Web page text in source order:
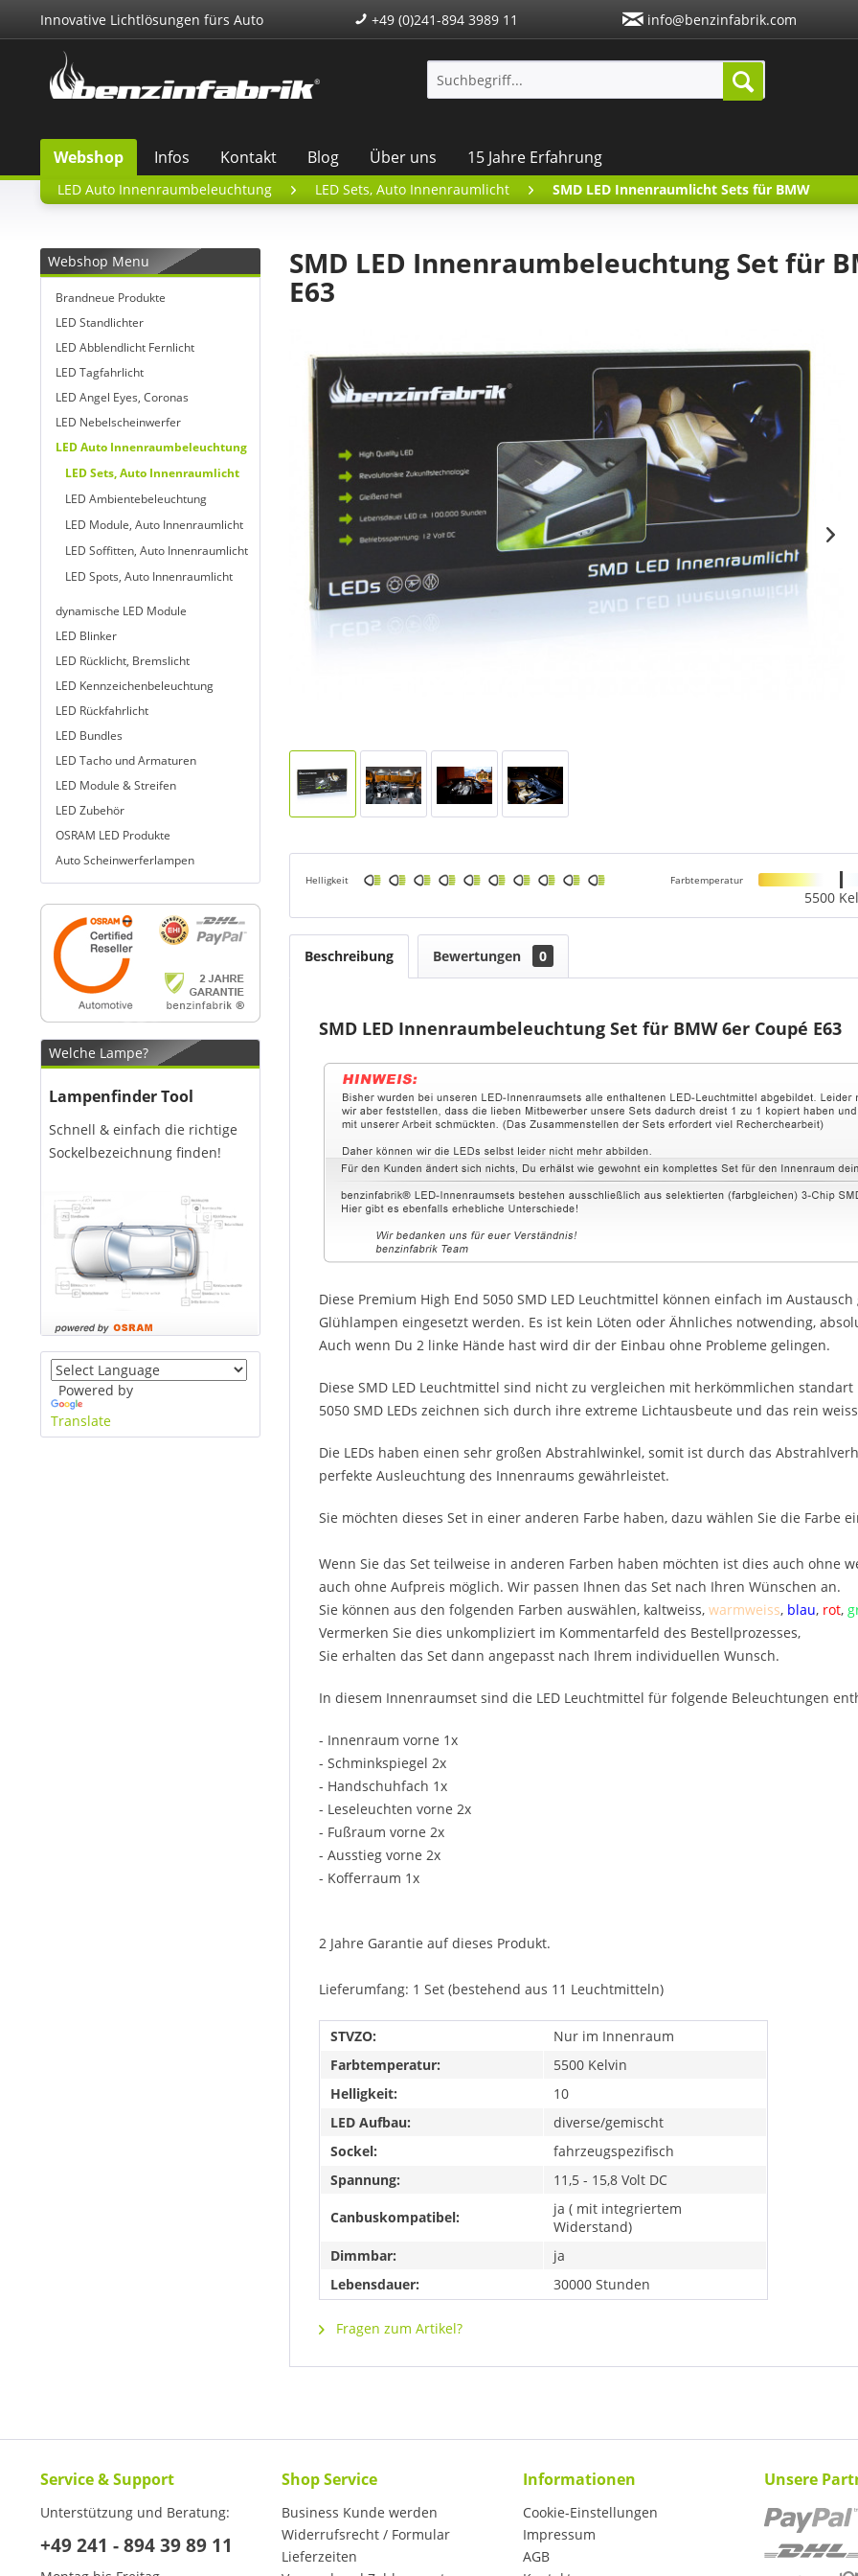
Innovative Lichtlösungen fürs Auto +49 (0)241-894 3989 11 info@benzinfabrik.com
Webshop Infos Kontakt Blog Über uns 15 Jahre Erfahrung
LED Auto Innenraumbeleuchtung LED Sets, Auto Innenraumlicht SMD LED Innenraumlicht Sets für BMW
Webshop Menu
Brandneue Produkte
LED Standlichter
LED Abblendlicht Fernlicht
LED Tagfahrlicht
LED Angel Eyes, Coronas
LED Nebelscheinwerfer
LED Auto Innenraumbeleuchtung
LED Sets, Auto Innenraumlicht
LED Ambientebeleuchtung
LED Module, Auto Innenraumlicht
LED Soffitten, Auto Innenraumlicht
LED Spots, Auto Innenraumlicht
dynamische LED Module
LED Blinker
LED Rücklicht, Bremslicht
LED Kennzeichenbeleuchtung
LED Rückfahrlicht
LED Bundles
LED Tacho und Armaturen
LED Module & Streifen
LED Zubehör
OSRAM LED Produkte
Auto Scheinwerferlampen
Welche Lampe?
Lampenfinder Tool
Schnell & einfach die richtige
Sockelbezeichnung finden!
Powered by
Translate
SMD LED Innenraumbeleuchtung Set für
E63
Helligkeit Farbtemperatur
5500
Beschreibung Bewertungen 0
SMD LED Innenraumbeleuchtung Set für BMW 6er Coupé E63
Diese Premium High End 5050 SMD LED Leuchtmittel können einfach im
Glühlampen eingesetzt werden. Es ist kein Löten oder Ähnliches notwending,
Auch wenn Du 2 linke Hände hast wird dir der Einbau ohne Probleme gelingen.
Diese SMD LED Leuchtmittel sind nicht zu vergleichen mit herkömmlichen standart
5050 SMD LEDs zeichnen sich durch ihre extreme Lichtausbeute und das rein
Die LEDs haben einen sehr großen Abstrahlwinkel, somit ist durch das
perfekte Ausleuchtung des Innenraums gewährleistet.
Sie möchten dieses Set in einer anderen Farbe haben, dazu wählen Sie die Farbe
Wenn Sie das Set teilweise in anderen Farben haben möchten ist dies auch ohne
auch ohne Aufpreis möglich. Wir passen Ihnen das Set nach Ihren Wünschen an.
Sie können aus den folgenden Farben auswählen, kaltweiss, warmweiss, blau, rot,
Vermerken Sie dies unkompliziert im Kommentarfeld des Bestellprozesses,
Sie erhalten das Set dann angepasst nach Ihrem individuellen Wunsch.
In diesem Innenraumset sind die LED Leuchtmittel für folgende Beleuchtungen
- Innenraum vorne 1x
- Schminkspiegel 2x
- Handschuhfach 1x
- Leseleuchten vorne 2x
- Fußraum vorne 2x
- Ausstieg vorne 2x
- Kofferraum 1x
2 Jahre Garantie auf dieses Produkt.
Lieferumfang: 1 Set (bestehend aus 11 Leuchtmitteln)
STVZO:
Nur im Innenraum
Farbtemperatur:
5500 Kelvin
Helligkeit:
10
LED Aufbau:
diverse/gemischt
Sockel:
fahrzeugspezifisch
Spannung:
11,5 - 15,8 Volt DC
Canbuskompatibel:
ja ( mit integriertem
Widerstand)
Dimmbar:
ja
Lebensdauer:
30000 Stunden
Fragen zum Artikel?
Service & Support
Unterstützung und Beratung:
+49 241 - 894 39 89 11
Shop Service
Business Kunde werden
Widerrufsrecht / Formular
Lieferzeiten
Informationen
Cookie-Einstellungen
Impressum
AGB
Unsere